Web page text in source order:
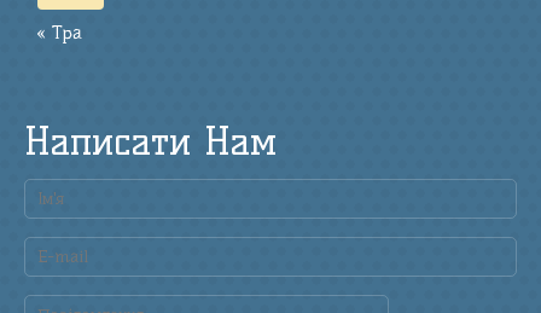
« Тра
Написати Нам